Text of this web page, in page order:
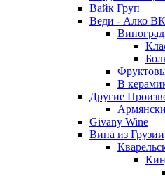
Вайк Груп
Веди - Алко
В
Другие
Givany Wine
Вина из Грузии